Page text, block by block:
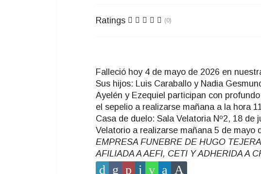
Ratings (0)
Falleció hoy 4 de mayo de 2026 en
Sus hijos: Luis Caraballo y Nadia
Ayelén y Ezequiel participan con
el sepelio a realizarse mañana a la hora
Casa de duelo: Sala Velatoria Nº2, 18 de
Velatorio a realizarse mañana 5 de mayo
EMPRESA FUNEBRE DE HUGO
AFILIADA A AEFI, CETI Y ADHERIDA A